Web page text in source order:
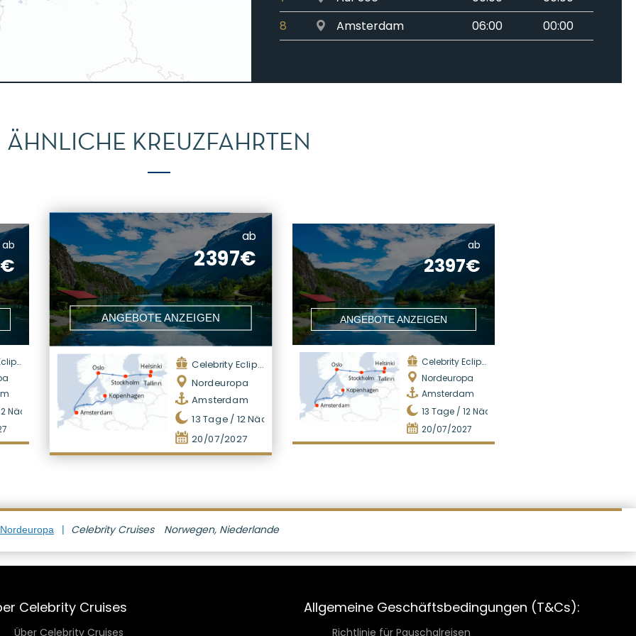
8
Amsterdam 06:00 00:00
ÄHNLICHE KREUZFAHRTEN
ab
Nächte
ab
2397€
ANGEBOTE ANZEIGEN
Celebrity Eclipse
Nordeuropa
Amsterdam
13 Tage /12Nächte
20/07/2027
ab
2397€
ANGEBOTE ANZEIGEN
Celebrity Eclipse
Nordeuropa
Amsterdam
13 Tage /12Nächte
20/07/2027
Celebrity Cruises Norwegen, Niederlande
Celebrity Cruises
Über Celebrity Cruises
Allgemeine Geschäftsbedingungen (T&Cs):
Richtlinie für Pauschalreisen